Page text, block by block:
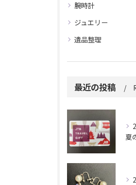
腕時計
ジュエリー
遺品整理
最近の投稿